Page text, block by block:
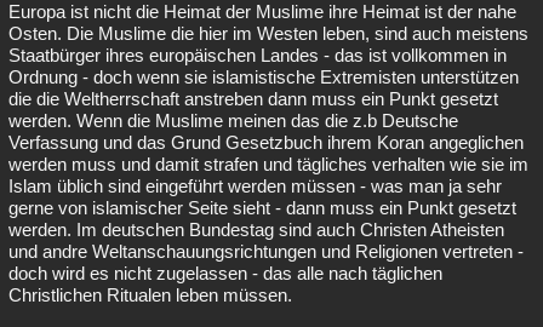
Europa ist nicht die Heimat der Muslime ihre Heimat ist der nahe
Osten. Die Muslime die hier im Westen leben, sind auch meistens
Staatbürger ihres europäischen Landes - das ist vollkommen in
Ordnung - doch wenn sie islamistische Extremisten unterstützen
die die Weltherrschaft anstreben dann muss ein Punkt gesetzt
werden. Wenn die Muslime meinen das die z.b Deutsche
Verfassung und das Grund Gesetzbuch ihrem Koran angeglichen
werden muss und damit strafen und tägliches verhalten wie sie im
Islam üblich sind eingeführt werden müssen - was man ja sehr
gerne von islamischer Seite sieht - dann muss ein Punkt gesetzt
werden. Im deutschen Bundestag sind auch Christen Atheisten
und andre Weltanschauungsrichtungen und Religionen vertreten -
doch wird es nicht zugelassen - das alle nach täglichen
Christlichen Ritualen leben müssen.